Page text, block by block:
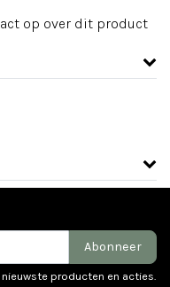
op over dit product
Abonneer
producten en acties.